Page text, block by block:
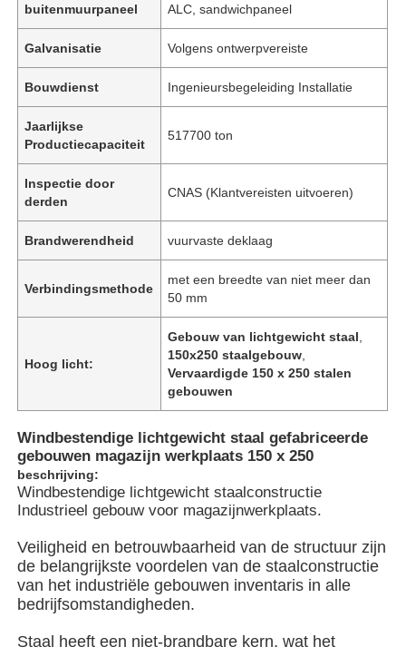
Producten
Videos
buitenmuurpaneel ALC, sandwichpaneel
Galvanisatie Volgens ontwerpvereiste
Bouwdienst Ingenieursbegeleiding Installatie
Jaarlijkse
Productiecapaciteit
517700 ton
Inspectie door
derden
CNAS (Klantvereisten uitvoeren)
Brandwerendheid vuurvaste deklaag
Verbindingsmethode
met een breedte van niet meer dan
50 mm
Hoog licht:
Gebouw van lichtgewicht staal
150x250 staalgebouw
Vervaardigde 150 x 250 stalen
gebouwen
Windbestendige lichtgewicht staal gefabriceerde
gebouwen magazijn werkplaats 150 x 250
beschrijving:
Windbestendige lichtgewicht staalconstructie
Industrieel gebouw voor magazijnwerkplaats.
Veiligheid en betrouwbaarheid van de structuur zijn
de belangrijkste voordelen van de staalconstructie
van het industriële gebouwen inventaris in alle
bedrijfsomstandigheden.
Staal heeft een niet-brandbare kern, wat het